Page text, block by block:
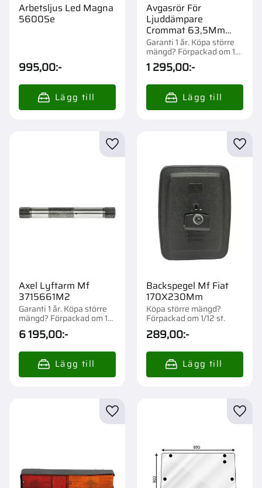
Arbetsljus Led Magna
5600Se
995,00:-
Avgasrör För
Ljuddämpare
Crommat 63,5Mm
1067Mm
Garanti 1 år. Köpa större
mängd? Förpackad om 1
st.
1 295,00:-
Axel Lyftarm Mf
3715661M2
Garanti 1 år. Köpa större
mängd? Förpackad om 1
st.
6 195,00:-
Lägg till i favoriter
Backspegel Mf Fiat
170X230Mm
Köpa större mängd?
Förpackad om 1/12 st.
289,00:-
Lägg till i favoriter